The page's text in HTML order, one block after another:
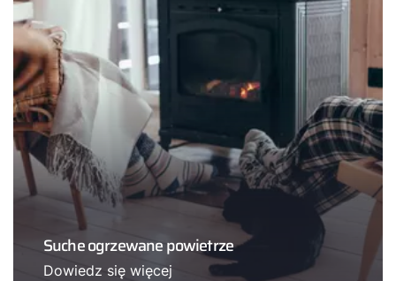
Suche ogrzewane powietrze
Dowiedz się więcej